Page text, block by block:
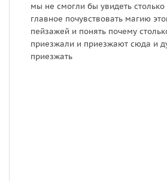
мы не смогли бы увидеть столько
главное почувствовать магию
пейзажей и понять почему
приезжали и приезжают сюда и
приезжать